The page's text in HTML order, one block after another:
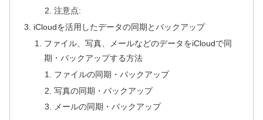
注意点:
iCloudを活用したデータの同期とバックアップ
ファイル、写真、メールなどのデータをiCloudで同
期・バックアップする方法
ファイルの同期・バックアップ
写真の同期・バックアップ
メールの同期・バックアップ